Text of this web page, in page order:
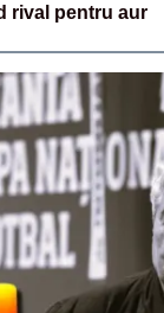
rival pentru aur